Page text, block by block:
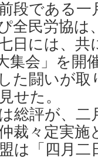
段である一
全民労協は
日には、共
集会」を開
た闘いが取
せた。
総評が、二
裁々定実施
は「四月二